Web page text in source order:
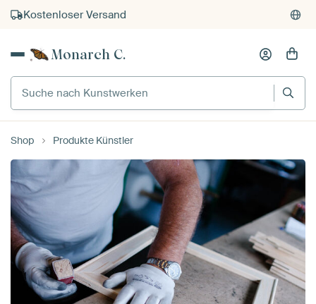
Kostenloser Versand
Monarch C.
Suche nach Kunstwerken
Shop Produkte Künstler